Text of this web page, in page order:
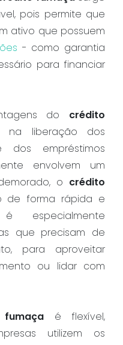
pois permite que
ativo que possuem
- como garantia
para financiar
do crédito
liberação dos
dos empréstimos
envolvem um
o crédito
de forma rápida e
especialmente
que precisam de
para aproveitar
ou lidar com
é flexível,
utilizem os